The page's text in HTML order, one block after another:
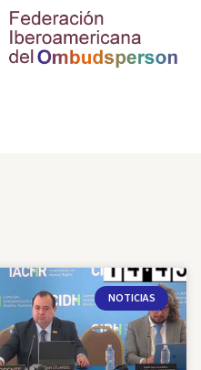
NOTICIAS